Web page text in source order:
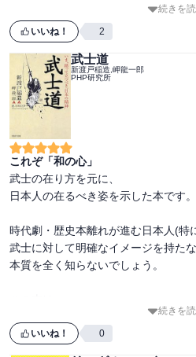
通読して、松下氏の思いを感じながら
自分のこれからを見つめなおすことも
常に懐に入れておきたい、そんな名著
続きを
いいね！ 2
武士道
新渡戸稲造,岬龍一郎
PHP研究所
これぞ「和の心」
武士の在り方を元に、
日本人の在るべき姿を示した本です。
時代劇・歴史本離れが進む日本人(特
武士に対して明確なイメージを持たな
本質を全く知らないでしょう。
武士の本質(つまりは、本来の日本人
現代の私達が忘れてしまった「和の
続きを
いいね！ 0